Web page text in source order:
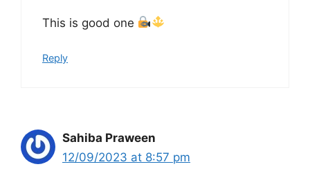
This is good one
Reply
Sahiba Praween
12/09/2023 at 8:57 pm